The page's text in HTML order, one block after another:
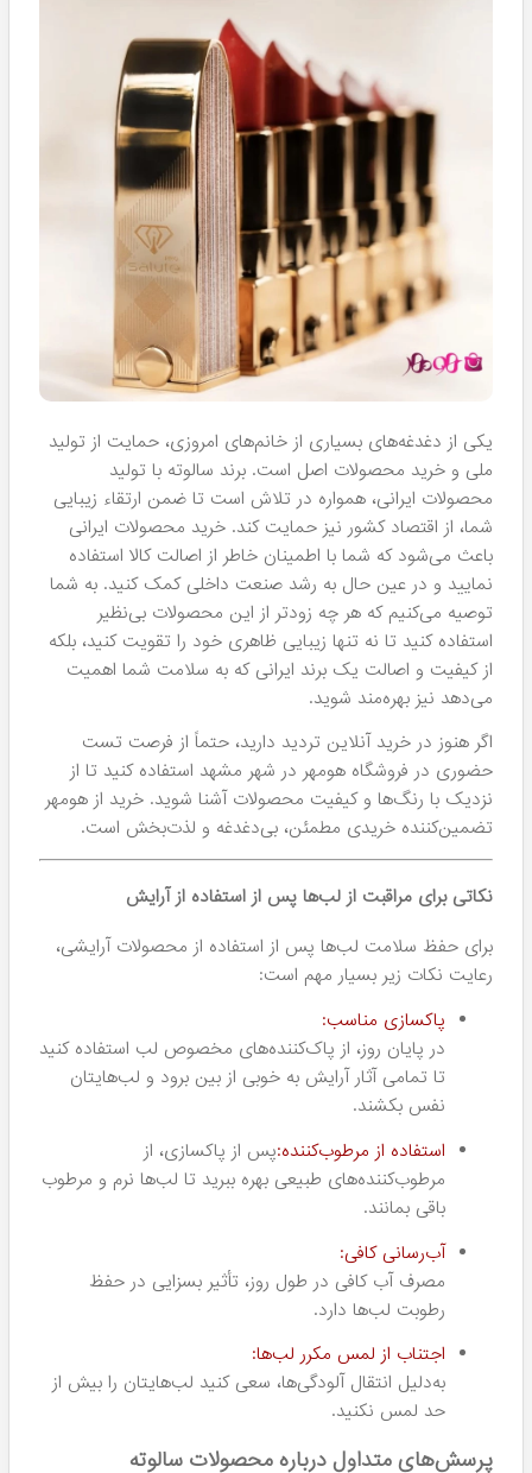
هر فرد دارای تن پوستی متفاوت است؛
برخی دارای تن گرم و برخی دارای تن سرد می‌باشند. انتخاب
رنگی که با تن پوست شما هماهنگ باشد، جلوه‌ای طبیعی و
جذاب به لب‌های شما می‌بخشد. اگر تن پوستی گرم دارید،
رنگ‌هایی مانند قرمز گرم، نارنجی و قهوه‌ای می‌توانند انتخاب
خوبی باشند؛ در حالی که برای تن پوست سرد، رنگ‌های صورتی،
آبی و بنفش ملایم مناسب‌تر است.
مناسبت‌ها و موقعیت‌ها:برای مراسم‌های رسمی و شبانه، انتخاب
رنگ‌های مات و تیره مانند بورگوندی یا قرمز عمیق می‌تواند
جلوه‌ای شیک ایجاد کند؛ در مقابل، برای استفاده روزمره،
رنگ‌های روشن و طبیعی مانند هلویی یا صورتی ملایم توصیه
می‌شود.
هماهنگی با سایر آرایش‌ها:همیشه بهتر است رنگ رژ لب خود
را با رنگ‌های سایه چشم، رژ گونه و حتی لباس هماهنگ کنید.
ترکیب رنگ‌های مناسب می‌تواند ظاهری یکپارچه و زیبا ایجاد
کند.
مزایای استفاده از محصولات ضد آب
یکی از ویژگی‌های برجسته رژ لب‌هایsalute، خاصیت ضد آب
آن‌ها است. اما چرا استفاده از محصولات ضد آب اینقدر اهمیت
دارد؟ در ادامه به مزایای این ویژگی می‌پردازیم:
دوام طولانی:
شما در فعالیت‌های روزانه مشغول هستید، رنگ خود را
حفظ می‌کنند. این موضوع به شما کمک می‌کند که بدون
نیاز به تجدید مکرر آرایش، از زیبایی لب‌های خود لذت
ببرید.
در فصل‌های گرم یا هنگام فعالیت‌های ورزشی، رژ لب‌های
ضد آب از ماندگاری و مقاومت بالایی برخوردارند؛ به طوری
که حتی پس از خوردن غذا یا نوشیدنی، رنگ آن‌ها تغییر
نمی‌کند.
ایده‌آل برای مراسم‌ها:
اگر می‌خواهید در مراسم‌های رسمی یا مهمانی‌ها آرایش
شما تغییر نکند، رژ لب‌های ضد آب سالوته انتخابی بسیار
مناسب خواهند بود.
استفاده از محصولات آرایشی نباید به هزینه سلامت لب‌های
شما تمام شود. این برند در فرمولاسیون محصولات خود به این
نکته اهمیت ویژه‌ای داده است:
ترکیبات طبیعی و مغذی:
مواد مغذی موجود در محصولات ان، لب‌های شما را
تغذیه کرده و از خشکی و ترک خوردن آن‌ها جلوگیری
می‌کنند. استفاده منظم از این محصولات سبب می‌شود
لب‌های شما نرم، لطیف و سالم باقی بمانند.
مناسب برای پوست‌های حساس:
اگر دارای لب‌های حساس یا مشکلات پوستی هستید،